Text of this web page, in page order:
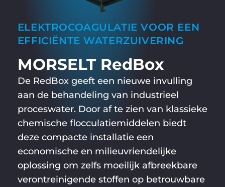
ELEKTROCOAGULATIE VOOR EEN
EFFICIËNTE WATERZUIVERING
MORSELT RedBox
De RedBox geeft een nieuwe invulling
aan de behandeling van industrieel
proceswater. Door af te zien van klassieke
chemische flocculatiemiddelen biedt
deze compacte installatie een
economische en milieuvriendelijke
oplossing om zelfs moeilijk afbreekbare
verontreinigende stoffen op betrouwbare